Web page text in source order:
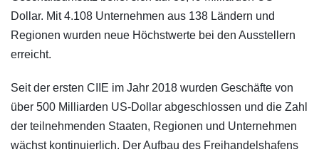
Dollar. Mit 4.108 Unternehmen aus 138 Ländern und
Regionen wurden neue Höchstwerte bei den Ausstellern
erreicht.
Seit der ersten CIIE im Jahr 2018 wurden Geschäfte von
über 500 Milliarden US-Dollar abgeschlossen und die Zahl
der teilnehmenden Staaten, Regionen und Unternehmen
wächst kontinuierlich. Der Aufbau des Freihandelshafens